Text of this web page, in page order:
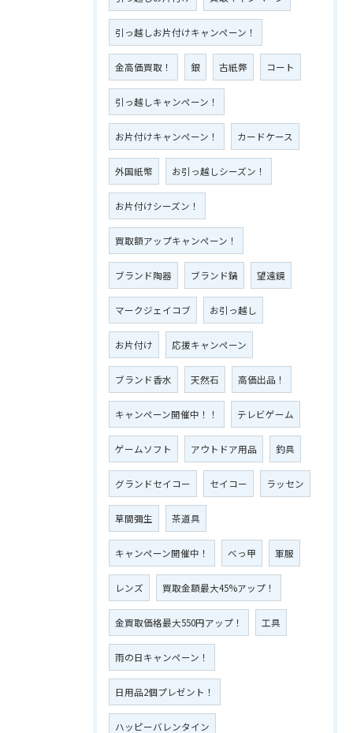
引っ越しお片付けキャンペーン！
金高価買取！ 銀 古紙弊 コート
引っ越しキャンペーン！
お片付けキャンペーン！ カードケース
外国紙幣 お引っ越しシーズン！
お片付けシーズン！
買取額アップキャンペーン！
ブランド陶器 ブランド鍋 望遠鏡
マークジェイコブ お引っ越し
お片付け 応援キャンペーン
ブランド香水 天然石 高価出品！
キャンペーン開催中！！ テレビゲーム
ゲームソフト アウトドア用品 釣具
グランドセイコー セイコー ラッセン
草間彌生 茶道具
キャンペーン開催中！ べっ甲 軍服
レンズ 買取金額最大45%アップ！
金買取価格最大550円アップ！ 工具
雨の日キャンペーン！
日用品2個プレゼント！
ハッピーバレンタイン